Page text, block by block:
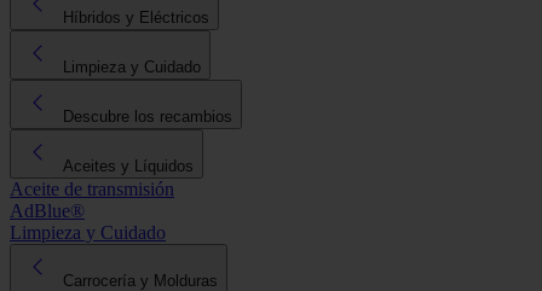
Híbridos y Eléctricos
Limpieza y Cuidado
Descubre los recambios
Aceites y Líquidos
Aceite de transmisión
AdBlue®
Limpieza y Cuidado
Carrocería y Molduras